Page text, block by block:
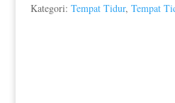
Kategori: Tempat Tidur, Tempat